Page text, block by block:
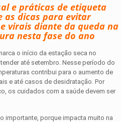
e práticas de etiqueta
as dicas para evitar
virais diante da queda na
nesta fase do ano
o início da estação seca no
até setembro. Nesse período do
contribui para o aumento de
e até casos de desidratação. Por
os cuidados com a saúde devem ser
importante, porque impacta muito na